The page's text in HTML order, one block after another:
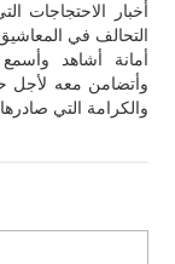
أخبار الاحتجاجات
التحالف في
أمانة أشاهد
وأتضامن معه
والكرامة التي